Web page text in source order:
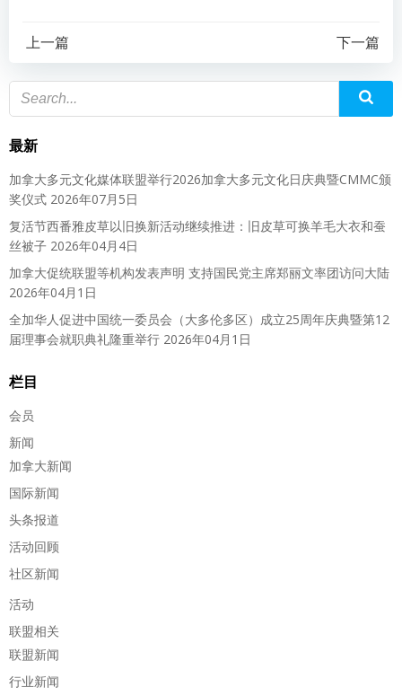
上一篇 下一篇
最新
加拿大多元文化媒体联盟举行2026加拿大多元文化日庆典暨CMMC颁
奖仪式 2026年07月5日
复活节西番雅皮草以旧换新活动继续推进：旧皮草可换羊毛大衣和蚕
丝被子 2026年04月4日
加拿大促统联盟等机构发表声明 支持国民党主席郑丽文率团访问大陆
2026年04月1日
全加华人促进中国统一委员会（大多伦多区）成立25周年庆典暨第12
届理事会就职典礼隆重举行 2026年04月1日
栏目
会员
新闻
加拿大新闻
国际新闻
头条报道
活动回顾
社区新闻
活动
联盟相关
联盟新闻
行业新闻